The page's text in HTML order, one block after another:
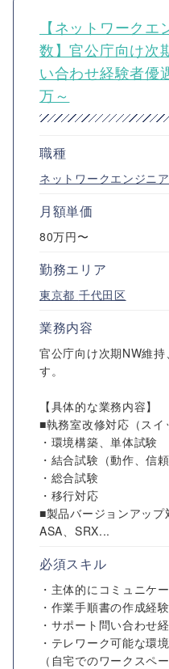
【ネットワーク
数】官公庁向け次
い合わせ経験者優
万～
職種
ネットワークエンジニア
月額単価
80万円〜
勤務エリア
東京都 千代田区
業務内容
官公庁向け次期NW維
す。
【具体的な業務内容】
■執務室改修対応（スイ
・環境構築、単体試験
・結合試験（動作、信
・総合試験
・移行対応
■製品バージョンアップ
ASA、SRX...
必須スキル
・主体的にコミュニケ
・作業手順書の作成経
・サポート問い合わせ
・テレワーク可能な環
（自宅でのワークスペ